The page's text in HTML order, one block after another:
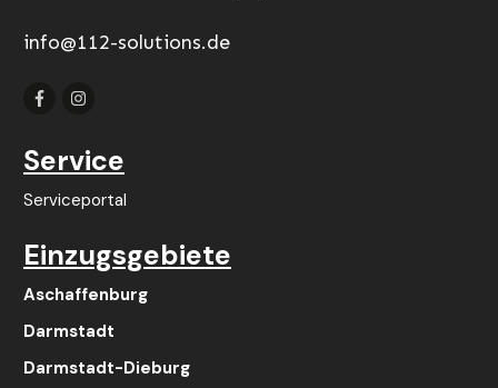
info@112-solutions.de
Service
Serviceportal
Einzugsgebiete
Aschaffenburg
Darmstadt
Darmstadt-Dieburg